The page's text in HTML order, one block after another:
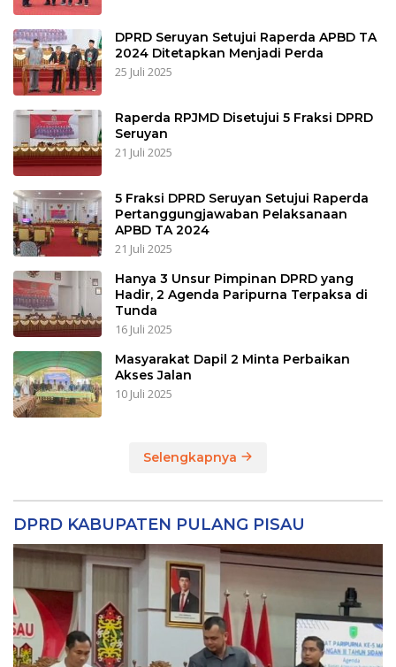
DPRD Seruyan Setujui Raperda APBD TA
2024 Ditetapkan Menjadi Perda
25 Juli 2025
Raperda RPJMD Disetujui 5 Fraksi DPRD
Seruyan
21 Juli 2025
5 Fraksi DPRD Seruyan Setujui Raperda
Pertanggungjawaban Pelaksanaan
APBD TA 2024
21 Juli 2025
Hanya 3 Unsur Pimpinan DPRD yang
Hadir, 2 Agenda Paripurna Terpaksa di
Tunda
16 Juli 2025
Masyarakat Dapil 2 Minta Perbaikan
Akses Jalan
10 Juli 2025
Selengkapnya
DPRD KABUPATEN PULANG PISAU